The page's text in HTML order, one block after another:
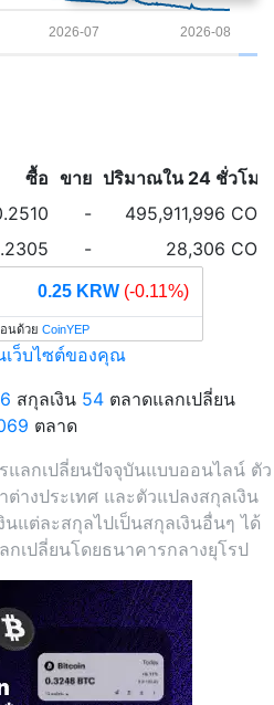
2026-08
2026-07
ซื้อ ขาย ปริมาณใน 24 ชั่วโมง
-
495,911,996 COS
- 28,306 COS
0.25 KRW (-0.11%)
นด้วย CoinYEP
เว็บไซต์ของคุณ
สกุลเงิน 54 ตลาดแลกเปลี่ยน
ตลาด
แลกเปลี่ยนปัจจุบันแบบออนไลน์ ตัว
ต่างประเทศ และตัวแปลงสกุลเงิน
แต่ละสกุลไปเป็นสกุลเงินอื่นๆ ได้
เปลี่ยนโดยธนาคารกลางยุโรป